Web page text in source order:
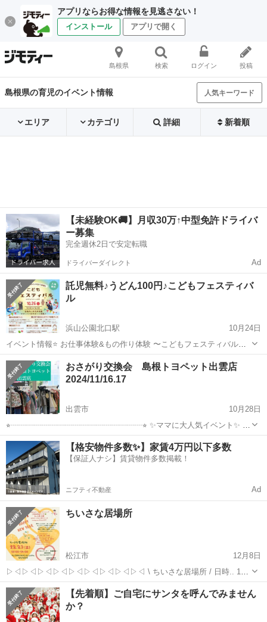
アプリならお得な情報を見逃さない！
インストール アプリで開く
島根県 検索 ログイン 投稿
島根県の育児のイベント情報 人気キーワード
エリア カテゴリ 詳細 新着順
【未経験OK🚚】月収30万↑中型免許ドライバ
ー募集
完全週休2日で安定転職
ドライバーダイレクト Ad
託児無料♪うどん100円♪こどもフェスティバ
ル
浜山公園北口駅
10月24日
イベント情報⭐ お仕事体験&もの作り体験 〜こどもフェスティバル〜
みんなdeマルシェin出雲♪ 🗓️10月26（日） 🕑️10:00〜16:00 📍縁結び交
流館（出雲市） 〜〜〜〜〜〜〜〜〜〜〜〜〜〜〜〜〜〜〜 ...
島根 出雲市 浜山公園北口駅 育児 こども
おさがり交換会 島根トヨペット出雲店
2024/11/16.17
出雲市
10月28日
⭐︎┈┈┈┈┈┈┈┈┈┈┈┈┈┈┈┈┈⭐︎ ✨ママに大人気イベント✨ お
さがりLynksとタイアップ企画！ 1着対1着で交換できる 【☻おさがり
交換会☻】 【✰日時】2024年11月16.17日(土日) ...
島根 出雲市 育児 入場無料
【格安物件多数✨】家賃4万円以下多数
【保証人ナシ】賃貸物件多数掲載！
ニフティ不動産 Ad
ちいさな居場所
松江市
12月8日
▷◁▷◁▷◁▷◁▷◁▷◁▷◁▷◁▷◁ \ ちいさな居場所 / 日時.. 12
月23日(土) 10:00〜14:00 場所.. 松江市役所だんだん(d)テラス2階 会議
室 テラスからお入りください🎵 🅿️駐車場有(松...
島根 松江市 育児 Instagram
【先着順】ご自宅にサンタを呼んでみません
か？